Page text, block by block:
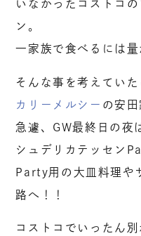
いなかったコストコ
ン。
一家族で食べるには
そんな事を考えてい
カリーメルシー の安田
急遽、GW最終日の夜
シュデリカテッセン
Party用の大皿料理や
路へ！！
コストコでいったん